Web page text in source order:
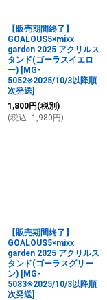
【販売期間終了】
GOALOUS5×mixx
garden 2025 アクリルス
タンド(ゴーラスイエロ
ー) [MG-
5052※2025/10/3以降順
次発送]
1,800円 (税別)
(税込 : 1,980 円)
【販売期間終了】
GOALOUS5×mixx
garden 2025 アクリルス
タンド(ゴーラスグリー
ン) [MG-
5083※2025/10/3以降順
次発送]